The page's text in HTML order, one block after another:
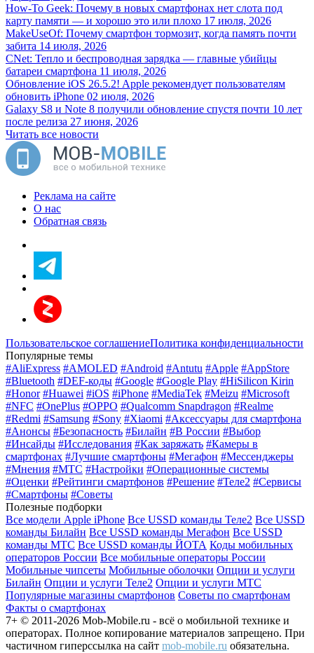
How-To Geek: Почему в новых смартфонах нет слота под
карту памяти — и хорошо это или плохо 17 июля, 2026
MakeUseOf: Почему смартфон тормозит, когда память почти
забита 14 июля, 2026
CNet: Тепло и беспроводная зарядка — главные убийцы
батареи смартфона 11 июля, 2026
Обновление iOS 26.5.2! Apple рекомендует пользователям
обновить iPhone 02 июля, 2026
Galaxy S8 и Note 8 получили обновление спустя почти 10 лет
после релиза 27 июня, 2026
Читать все новости
Реклама на сайте
О нас
Обратная связь
Пользовательское соглашениеПолитика конфиденциальности
Популярные темы
#AliExpress #AMOLED #Android #Antutu #Apple #AppStore
#Bluetooth #DEF-коды #Google #Google Play #HiSilicon Kirin
#Honor #Huawei #iOS #iPhone #MediaTek #Meizu #Microsoft
#NFC #OnePlus #OPPO #Qualcomm Snapdragon #Realme
#Redmi #Samsung #Sony #Xiaomi #Аксессуары для смартфона
#Анонсы #Безопасность #Билайн #В России #Выбор
#Инсайды #Исследования #Как заряжать #Камеры в
смартфонах #Лучшие смартфоны #Мегафон #Мессенджеры
#Мнения #МТС #Настройки #Операционные системы
#Оценки #Рейтинги смартфонов #Решение #Теле2 #Сервисы
#Смартфоны #Советы
Полезные подборки
Все модели Apple iPhone Все USSD команды Теле2 Все USSD
команды Билайн Все USSD команды Мегафон Все USSD
команды МТС Все USSD команды ЙОТА Коды мобильных
операторов России Все мобильные операторы России
Мобильные чипсеты Мобильные оболочки Опции и услуги
Билайн Опции и услуги Теле2 Опции и услуги МТС
Популярные магазины смартфонов Советы по смартфонам
Факты о смартфонах
7+ © 2011-2026 Mob-Mobile.ru - всё о мобильной технике и
операторах. Полное копирование материалов запрещено. При
частичном гиперссылка на сайт mob-mobile.ru обязательна.